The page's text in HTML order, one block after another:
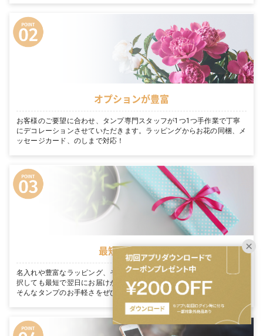
オプションが豊富
お客様のご要望に合わせ、タンプ専門スタッフが1つ1つ手作業で丁寧
にデコレーションさせていただきます。ラッピングからお花の同梱、メ
ッセージカード、のしまで対応！
最短翌日お届け
名入れや豊富なラッピング、そのまま渡せる完璧な装飾を たくさん選
択しても最短で翌日にお届けが可能です。「今日買って、明日届く」。
そんなタンプのお手軽さをぜひご体感ください。